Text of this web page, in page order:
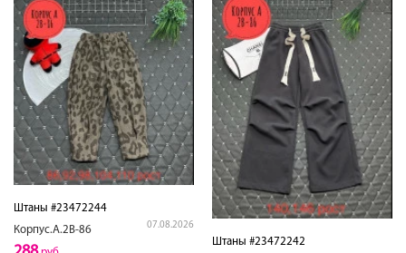
Штаны #23472244
Корпус.А.2В-86
07.08.2026
Штаны #23472242